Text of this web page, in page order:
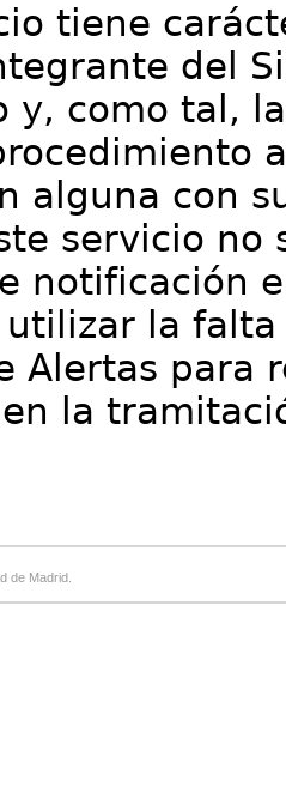
tiene
del
y, como tal,
alguna con
servicio no
notificación
utilizar la
Alertas para
la
de Madrid.